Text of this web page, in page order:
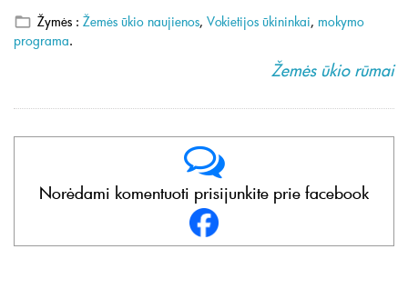
Žymės : Žemės ūkio naujienos, Vokietijos ūkininkai, mokymo
programa.
Žemės ūkio rūmai
Norėdami komentuoti prisijunkite prie facebook